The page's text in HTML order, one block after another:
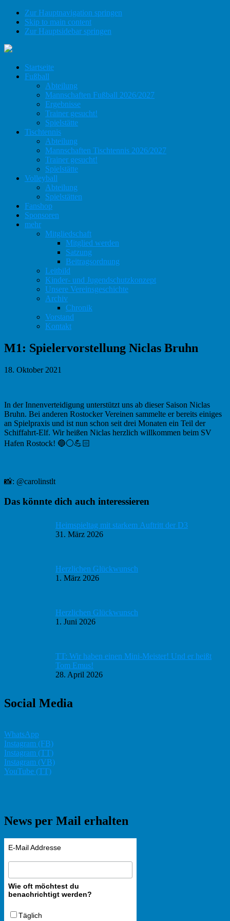
Zur Hauptnavigation springen
Skip to main content
Zur Hauptsidebar springen
Startseite
Fußball
Abteilung
Mannschaften Fußball 2026/2027
Ergebnisse
Trainer gesucht!
Spielstätte
Tischtennis
Abteilung
Mannschaften Tischtennis 2026/2027
Trainer gesucht!
Spielstätte
Volleyball
Abteilung
Spielstätten
Fanshop
Sponsoren
mehr
Mitgliedschaft
Mitglied werden
Satzung
Beitragsordnung
Leitbild
Kinder- und Jugendschutzkonzept
Unsere Vereinsgeschichte
Archiv
Chronik
Vorstand
Kontakt
M1: Spielervorstellung Niclas Bruhn
18. Oktober 2021
In der Innenverteidigung unterstützt uns ab dieser Saison Niclas
Bruhn. Bei anderen Rostocker Vereinen sammelte er bereits einiges
an Spielpraxis und ist nun schon seit drei Monaten ein Teil der
Schiffahrt-Elf. Wir heißen Niclas herzlich willkommen beim SV
Hafen Rostock! 🔵⚪️💪🏻
📸: @carolinstlt
Haupt-
Das könnte dich auch interessieren
Heimspieltag mit starkem Auftritt der D3
31. März 2026
Herzlichen Glückwunsch
1. März 2026
Herzlichen Glückwunsch
1. Juni 2026
TT: Wir haben einen Mini-Meister! Und er heißt
Tom Emus!
28. April 2026
Social Media
WhatsApp
Instagram (FB)
Instagram (TT)
Instagram (VB)
YouTube (TT)
News per Mail erhalten
E-Mail Addresse
Wie oft möchtest du
benachrichtigt werden?
Täglich